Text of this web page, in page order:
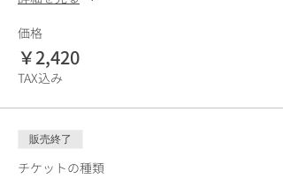
価格
￥2,420
TAX込み
販売終了
チケットの種類